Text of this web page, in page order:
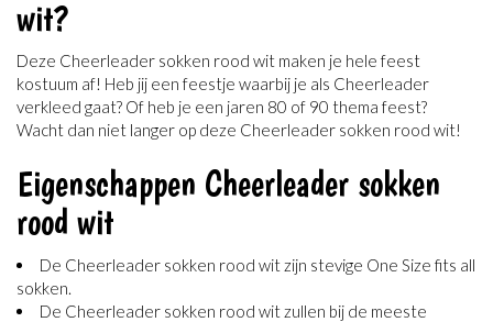
wit?
Deze Cheerleader sokken rood wit maken je hele feest
kostuum af! Heb jij een feestje waarbij je als Cheerleader
verkleed gaat? Of heb je een jaren 80 of 90 thema feest?
Wacht dan niet langer op deze Cheerleader sokken rood wit!
Eigenschappen Cheerleader sokken
rood wit
De Cheerleader sokken rood wit zijn stevige One Size fits all
sokken.
De Cheerleader sokken rood wit zullen bij de meeste